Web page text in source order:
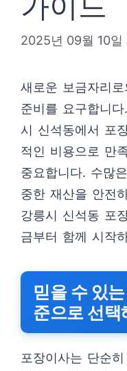
2025년 09월 10일
새로운 보금자리
준비를 요구합니
시 신석동에서 포
적인 비용으로 만
중요합니다. 수많
중한 재산을 안전
강릉시 신석동 포
금부터 함께 시작
믿을 수 있
준으로 선택
포장이사는 단순